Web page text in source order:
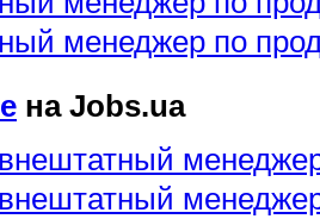
менеджер по
на Jobs.ua